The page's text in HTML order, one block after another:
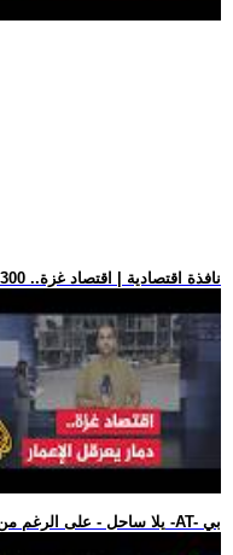
.. نافذة اقتصادية | اقتصاد غزة.. 300 يوم على اتفاق وقف إطلاق ال
.. يلا ساحل - على الرغم من المنافسة في الساحل شوف مشروع -AT- بي